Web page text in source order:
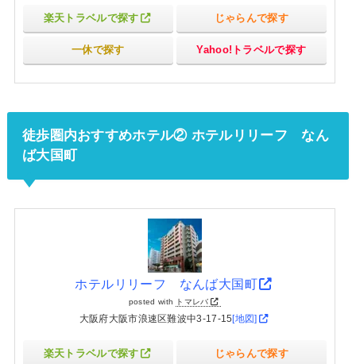
楽天トラベルで探す じゃらんで探す
一休で探す Yahoo!トラベルで探す
徒歩圏内おすすめホテル② ホテルリリーフ なん
ば大国町
ホテルリリーフ なんば大国町
posted with トマレバ
大阪府大阪市浪速区難波中3-17-15[地図]
楽天トラベルで探す じゃらんで探す